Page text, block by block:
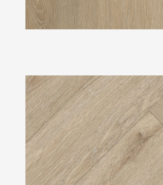
Belakos Rustico